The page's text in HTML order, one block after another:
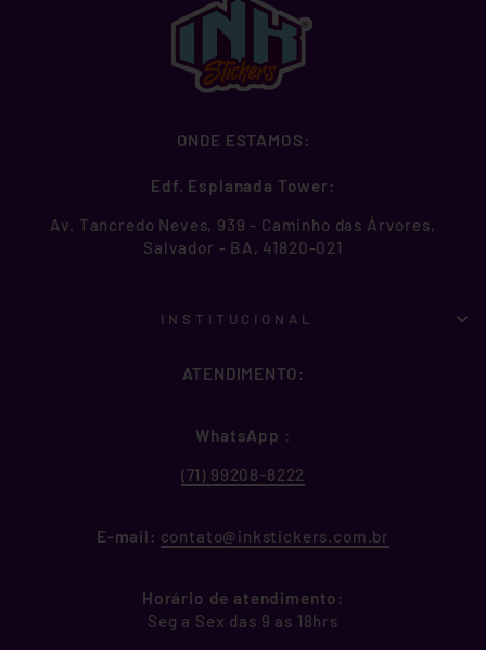
ONDE ESTAMOS:
Edf. Esplanada Tower:
Av. Tancredo Neves, 939 - Caminho das Árvores,
Salvador - BA, 41820-021
INSTITUCIONAL
ATENDIMENTO:
WhatsApp :
(71) 99208-8222
E-mail: contato@inkstickers.com.br
Horário de atendimento:
Seg a Sex das 9 as 18hrs